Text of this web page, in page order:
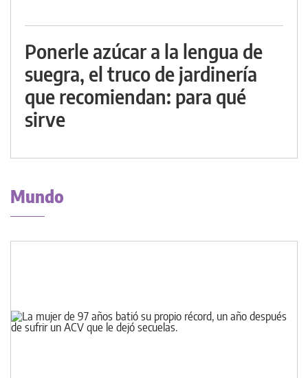
Ponerle azúcar a la lengua de
suegra, el truco de jardinería
que recomiendan: para qué
sirve
Mundo